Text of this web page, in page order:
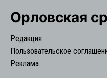
Орловская
Редакция
Пользовательское
Реклама